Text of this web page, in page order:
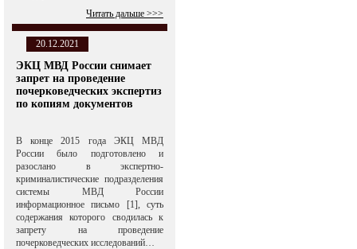
Читать дальше >>>
20.12.2021
ЭКЦ МВД России снимает
запрет на проведение
почерковедческих экспертиз
по копиям документов
В конце 2015 года ЭКЦ МВД
России было подготовлено и
разослано в экспертно-
криминалистические подразделения
системы МВД России
информационное письмо [1], суть
содержания которого сводилась к
запрету на проведение
почерковедческих исследований…